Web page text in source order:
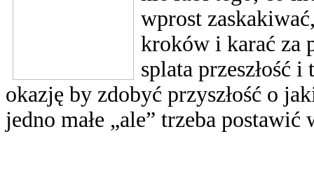
wprost
kroków i karać za
splata przeszłość
okazję by zdobyć przyszłość o
jedno małe „ale” trzeba